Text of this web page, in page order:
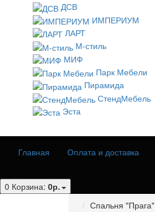
ДСВ
ИМПЕРИУМ
ЛАРТ
М-стиль
МИФ
Парк Мебели
Пирамида
СтендМебель
Эста
Главная Оплата и доставка
0 Корзина: 0р.
Спальня "Прага"